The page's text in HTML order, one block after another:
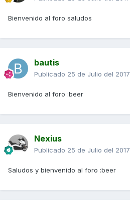
Bienvenido al foro saludos
bautis
Publicado 25 de Julio del 2017
Bienvenido al foro :beer
Nexius
Publicado 25 de Julio del 2017
Saludos y bienvenido al foro :beer